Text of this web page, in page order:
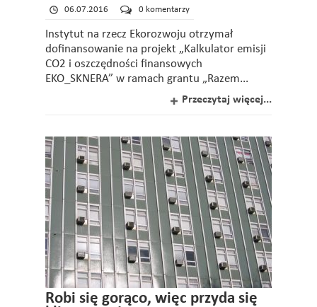
06.07.2016 0 komentarzy
Instytut na rzecz Ekorozwoju otrzymał
dofinansowanie na projekt „Kalkulator emisji
CO2 i oszczędności finansowych
EKO_SKNERA” w ramach grantu „Razem...
Przeczytaj więcej...
Robi się gorąco, więc przyda się